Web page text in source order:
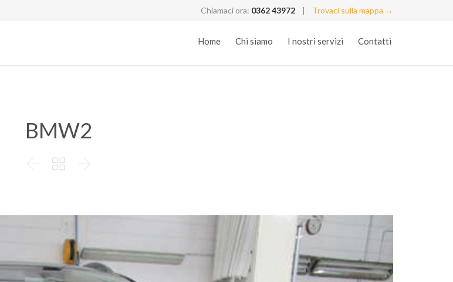
Chiamaci ora: 0362 43972 | Trovaci sulla mappa →
Home Chi siamo I nostri servizi Contatti
BMW2
  